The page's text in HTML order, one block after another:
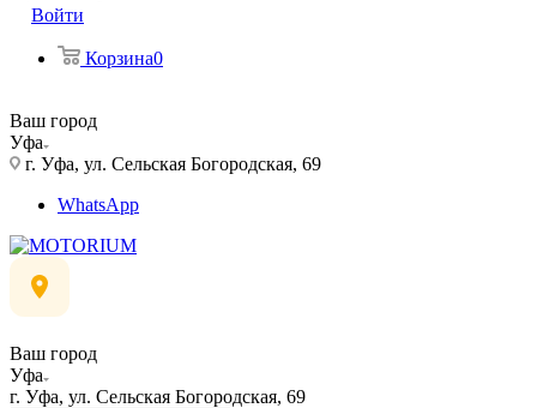
Войти
Корзина0
Ваш город
Уфа
г. Уфа, ул. Сельская Богородская, 69
WhatsApp
Ваш город
Уфа
г. Уфа, ул. Сельская Богородская, 69